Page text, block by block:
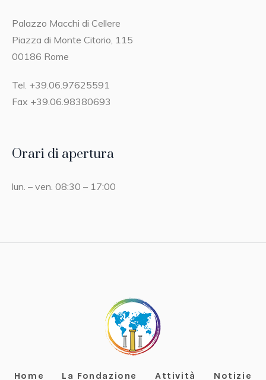
Palazzo Macchi di Cellere
Piazza di Monte Citorio, 115
00186 Rome
Tel. +39.06.97625591
Fax +39.06.98380693
Orari di apertura
lun. – ven. 08:30 – 17:00
Home La Fondazione Attività Notizie